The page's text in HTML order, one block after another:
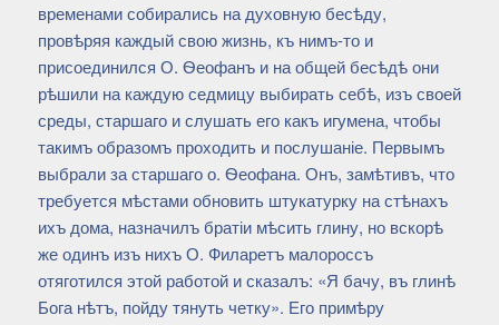
временами собирались на духовную бесѣду,
провѣряя каждый свою жизнь, къ нимъ-то и
присоединился О. Ѳеофанъ и на общей бесѣдѣ они
рѣшили на каждую седмицу выбирать себѣ, изъ своей
среды, старшаго и слушать его какъ игумена, чтобы
такимъ образомъ проходить и послушаніе. Первымъ
выбрали за старшаго о. Ѳеофана. Онъ, замѣтивъ, что
требуется мѣстами обновить штукатурку на стѣнахъ
ихъ дома, назначилъ братіи мѣсить глину, но вскорѣ
же одинъ изъ нихъ О. Филаретъ малороссъ
отяготился этой работой и сказалъ: «Я бачу, въ глинѣ
Бога нѣтъ, пойду тянуть четку». Его примѣру